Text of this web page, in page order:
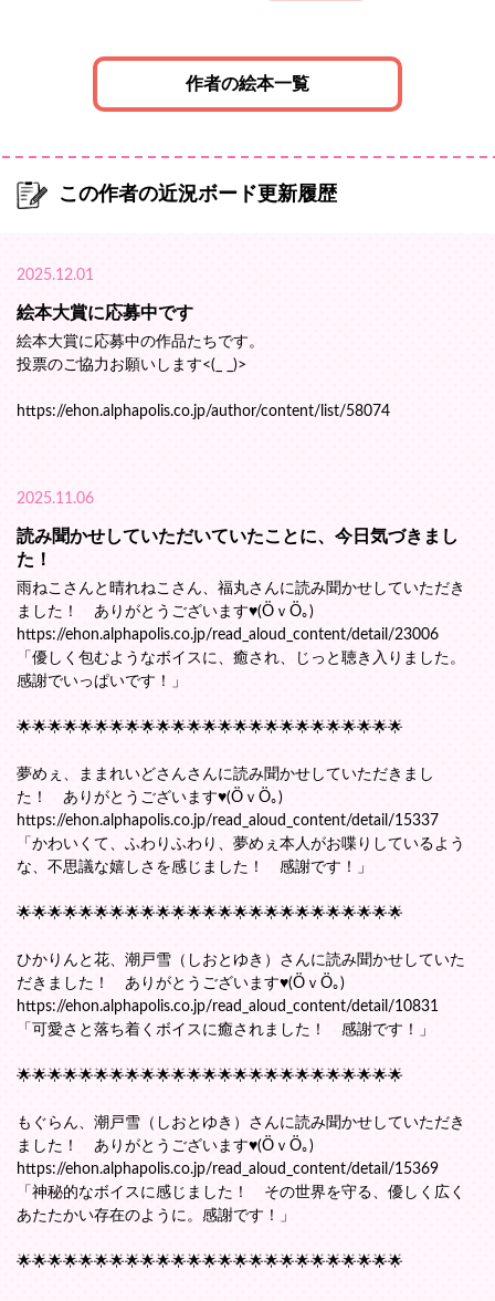
作者の絵本一覧
この作者の近況ボード更新履歴
2025.12.01
絵本大賞に応募中です
絵本大賞に応募中の作品たちです。
投票のご協力お願いします<(_ _)>
https://ehon.alphapolis.co.jp/author/content/list/58074
2025.11.06
読み聞かせしていただいていたことに、今日気づきまし
た！
雨ねこさんと晴れねこさん、福丸さんに読み聞かせしていただき
ました！ ありがとうございます♥(ӦｖӦ｡)
https://ehon.alphapolis.co.jp/read_aloud_content/detail/23006
「優しく包むようなボイスに、癒され、じっと聴き入りました。
感謝でいっぱいです！」
🌟🌟🌟🌟🌟🌟🌟🌟🌟🌟🌟🌟🌟🌟🌟🌟🌟🌟🌟🌟🌟🌟🌟🌟🌟
夢めぇ、ままれいどさんさんに読み聞かせしていただきまし
た！ ありがとうございます♥(ӦｖӦ｡)
https://ehon.alphapolis.co.jp/read_aloud_content/detail/15337
「かわいくて、ふわりふわり、夢めぇ本人がお喋りしているよう
な、不思議な嬉しさを感じました！ 感謝です！」
🌟🌟🌟🌟🌟🌟🌟🌟🌟🌟🌟🌟🌟🌟🌟🌟🌟🌟🌟🌟🌟🌟🌟🌟🌟
ひかりんと花、潮戸雪（しおとゆき）さんに読み聞かせしていた
だきました！ ありがとうございます♥(ӦｖӦ｡)
https://ehon.alphapolis.co.jp/read_aloud_content/detail/10831
「可愛さと落ち着くボイスに癒されました！ 感謝です！」
🌟🌟🌟🌟🌟🌟🌟🌟🌟🌟🌟🌟🌟🌟🌟🌟🌟🌟🌟🌟🌟🌟🌟🌟🌟
もぐらん、潮戸雪（しおとゆき）さんに読み聞かせしていただき
ました！ ありがとうございます♥(ӦｖӦ｡)
https://ehon.alphapolis.co.jp/read_aloud_content/detail/15369
「神秘的なボイスに感じました！ その世界を守る、優しく広く
あたたかい存在のように。感謝です！」
🌟🌟🌟🌟🌟🌟🌟🌟🌟🌟🌟🌟🌟🌟🌟🌟🌟🌟🌟🌟🌟🌟🌟🌟🌟